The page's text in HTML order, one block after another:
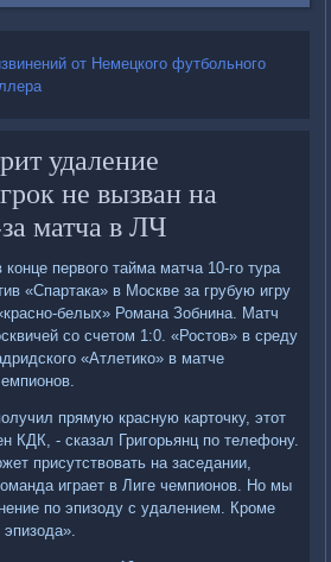
от Немецкого футбольного
удаление
не вызван на
матча в ЛЧ
первого тайма матча 10-го тура
«Спартака» в Москве за грубую игру
белых» Романа Зобнина. Матч
со счетом 1:0. «Ростов» в среду
«Атлетико» в матче
прямую красную карточку, этот
КДК, - сказал Григорьянц по телефону.
присутствовать на заседании,
играет в Лиге чемпионов. Но мы
по эпизоду с удалением. Кроме